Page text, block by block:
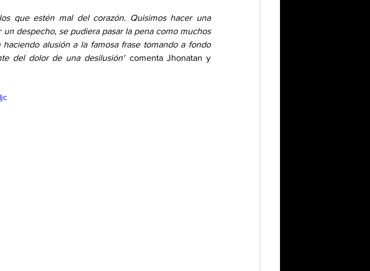
que estén mal del corazón. Quisimos hacer una
despecho, se pudiera pasar la pena como muchos
alusión a la famosa frase tomando a fondo
del dolor de una desilusión" comenta Jhonatan y